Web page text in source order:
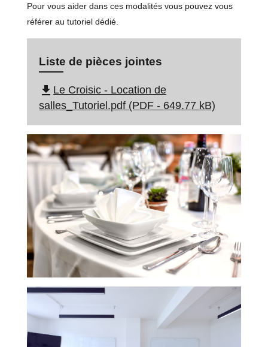
Pour vous aider dans ces modalités vous pouvez vous
référer au tutoriel dédié.
Liste de pièces jointes
file_download Le Croisic - Location de
salles_Tutoriel.pdf (PDF - 649.77 kB)